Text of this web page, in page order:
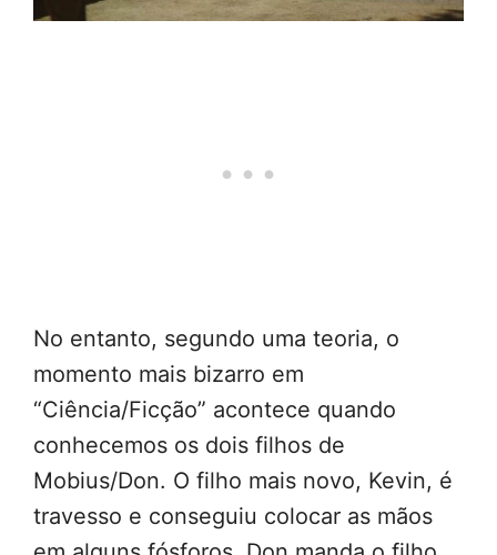
No entanto, segundo uma teoria, o
momento mais bizarro em
“Ciência/Ficção” acontece quando
conhecemos os dois filhos de
Mobius/Don. O filho mais novo, Kevin, é
travesso e conseguiu colocar as mãos